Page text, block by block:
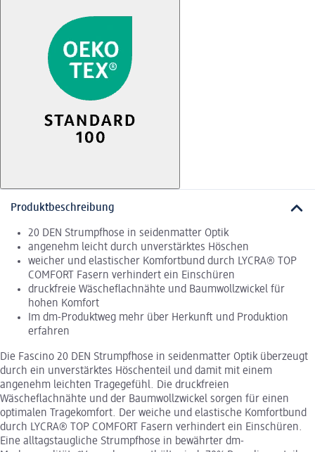
Produktbeschreibung
20 DEN Strumpfhose in seidenmatter Optik
angenehm leicht durch unverstärktes Höschen
weicher und elastischer Komfortbund durch LYCRA® TOP
COMFORT Fasern verhindert ein Einschüren
druckfreie Wäscheflachnähte und Baumwollzwickel für
hohen Komfort
Im dm-Produktweg mehr über Herkunft und Produktion
erfahren
Die Fascino 20 DEN Strumpfhose in seidenmatter Optik überzeugt
durch ein unverstärktes Höschenteil und damit mit einem
angenehm leichten Tragegefühl. Die druckfreien
Wäscheflachnähte und der Baumwollzwickel sorgen für einen
optimalen Tragekomfort. Der weiche und elastische Komfortbund
durch LYCRA® TOP COMFORT Fasern verhindert ein Einschüren.
Eine alltagstaugliche Strumpfhose in bewährter dm-